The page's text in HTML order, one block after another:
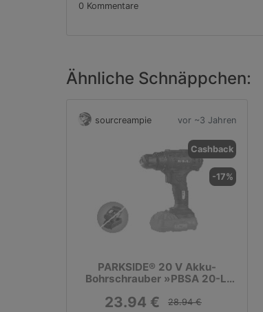
0 Kommentare
Ähnliche Schnäppchen:
sourcreampie vor ~3 Jahren
Cashback
-17%
PARKSIDE® 20 V Akku-
Bohrschrauber »PBSA 20-Li
23.94 € 28.94 €